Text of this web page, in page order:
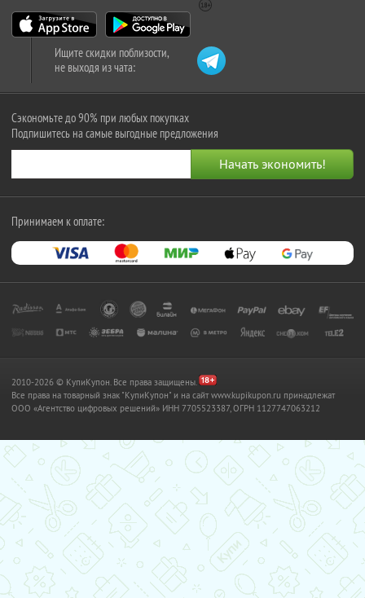
Ищите скидки поблизости,
не выходя из чата:
Сэкономьте до 90% при любых покупках
Подпишитесь на самые выгодные предложения
Принимаем к оплате:
2010-2026 © КупиКупон. Все права защищены.
Все права на товарный знак "КупиКупон" и на сайт www.kupikupon.ru принадлежат
OOO «Агентство цифровых решений» ИНН 7705523387, ОГРН 1127747063212